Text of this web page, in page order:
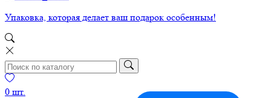
Упаковка, которая делает ваш подарок особенным!
0 шт.